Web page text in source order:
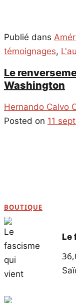
Publié dans
témoignages,
Le
Washington
Hernando Calvo
Posted on 11
BOUTIQUE
Le